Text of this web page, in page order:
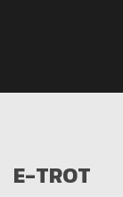
E-TROT